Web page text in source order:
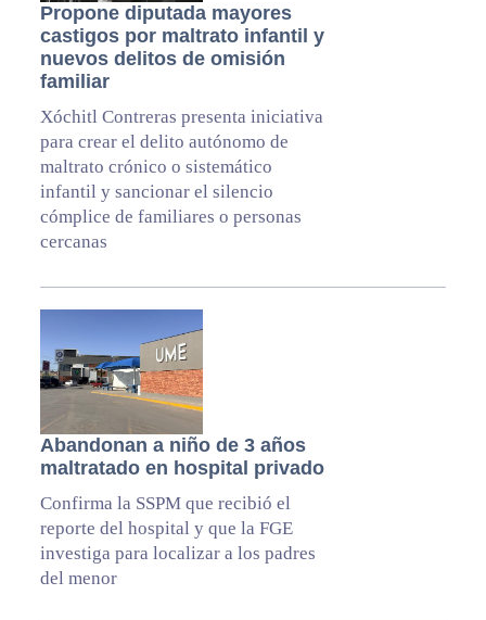
Propone diputada mayores
castigos por maltrato infantil y
nuevos delitos de omisión
familiar
Xóchitl Contreras presenta iniciativa
para crear el delito autónomo de
maltrato crónico o sistemático
infantil y sancionar el silencio
cómplice de familiares o personas
cercanas
Abandonan a niño de 3 años
maltratado en hospital privado
Confirma la SSPM que recibió el
reporte del hospital y que la FGE
investiga para localizar a los padres
del menor